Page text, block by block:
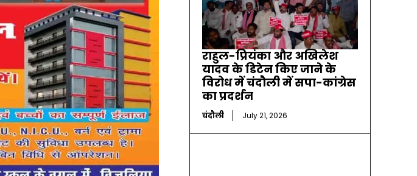
राहुल-प्रियंका और अखिलेश
यादव के डिटेन किए जाने के
विरोध में चंदौली में सपा-कांग्रेस
का प्रदर्शन
चंदौली July 21, 2026